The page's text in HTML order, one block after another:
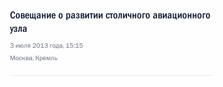
Совещание о развитии столичного авиационного
узла
3 июля 2013 года, 15:15
Москва, Кремль